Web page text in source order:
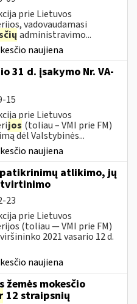
prie Lietuvos
vadovaudamasi
administravimo...
naujiena
31 d. įsakymo Nr. VA-
15
prie Lietuvos
jos (toliau – VMI prie FM)
dėl Valstybinės...
naujiena
patikrinimų atlikimo, jų
tvirtinimo
23
prie Lietuvos
(toliau ― VMI prie FM)
2021 vasario 12 d.
naujiena
žemės mokesčio
12 straipsnių